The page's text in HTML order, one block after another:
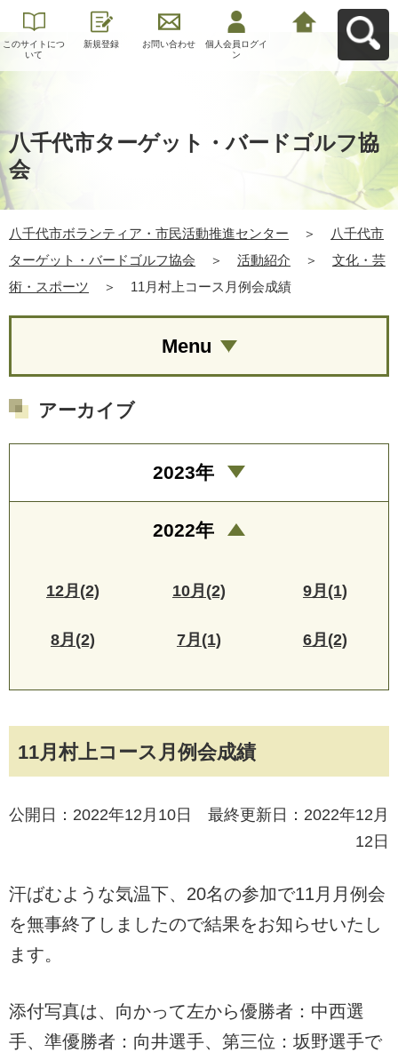
このサイトにつ
いて
新規登録 お問い合わせ
個人会員ログイ
ン
八千代市ターゲット・バードゴルフ協
会
八千代市ボランティア・市民活動推進センター ＞
八千代市
ターゲット・バードゴルフ協会
＞ 活動紹介 ＞
文化・芸
術・スポーツ
＞ 11月村上コース月例会成績
11月村上コース月例会成績
公開日：2022年12月10日 最終更新日：2022年12月
12日
汗ばむような気温下、20名の参加で11月月例会
を無事終了しましたので結果をお知らせいたし
ます。
添付写真は、向かって左から優勝者：中西選
手、準優勝者：向井選手、第三位：坂野選手で
Menu
アーカイブ
2023年
2022年
12月(2) 10月(2) 9月(1)
8月(2) 7月(1) 6月(2)